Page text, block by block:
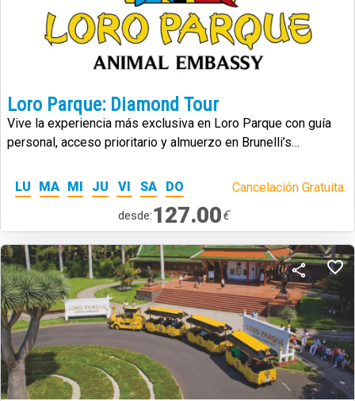
Loro Parque: Diamond Tour
Vive la experiencia más exclusiva en Loro Parque con guía
personal, acceso prioritario y almuerzo en Brunelli’s
LU
MA MI JU VI SA DO Cancelación Gratuita.
desde:127.00€